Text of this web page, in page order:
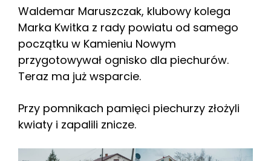
Waldemar Maruszczak, klubowy kolega
Marka Kwitka z rady powiatu od samego
początku w Kamieniu Nowym
przygotowywał ognisko dla piechurów.
Teraz ma już wsparcie.
Przy pomnikach pamięci piechurzy złożyli
kwiaty i zapalili znicze.